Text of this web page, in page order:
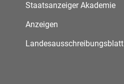
Staatsanzeiger Akademie
Anzeigen
Landesausschreibungsblatt